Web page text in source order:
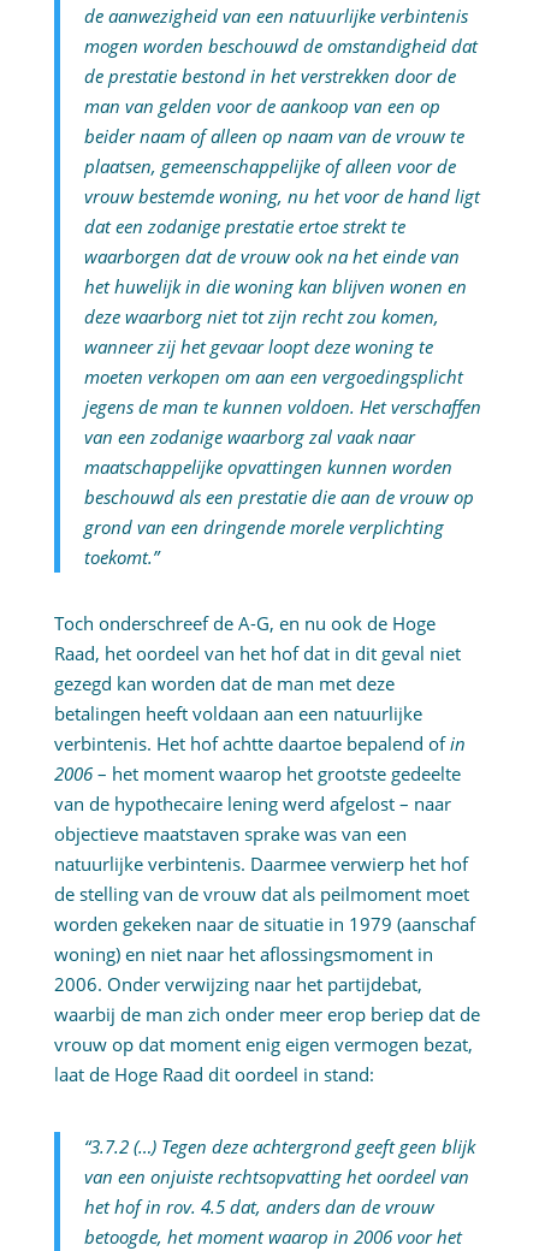
de aanwezigheid van een natuurlijke verbintenis
mogen worden beschouwd de omstandigheid dat
de prestatie bestond in het verstrekken door de
man van gelden voor de aankoop van een op
beider naam of alleen op naam van de vrouw te
plaatsen, gemeenschappelijke of alleen voor de
vrouw bestemde woning, nu het voor de hand ligt
dat een zodanige prestatie ertoe strekt te
waarborgen dat de vrouw ook na het einde van
het huwelijk in die woning kan blijven wonen en
deze waarborg niet tot zijn recht zou komen,
wanneer zij het gevaar loopt deze woning te
moeten verkopen om aan een vergoedingsplicht
jegens de man te kunnen voldoen. Het verschaffen
van een zodanige waarborg zal vaak naar
maatschappelijke opvattingen kunnen worden
beschouwd als een prestatie die aan de vrouw op
grond van een dringende morele verplichting
toekomt.”
Toch onderschreef de A-G, en nu ook de Hoge
Raad, het oordeel van het hof dat in dit geval niet
gezegd kan worden dat de man met deze
betalingen heeft voldaan aan een natuurlijke
verbintenis. Het hof achtte daartoe bepalend ofin
2006– het moment waarop het grootste gedeelte
van de hypothecaire lening werd afgelost – naar
objectieve maatstaven sprake was van een
natuurlijke verbintenis. Daarmee verwierp het hof
de stelling van de vrouw dat als peilmoment moet
worden gekeken naar de situatie in 1979 (aanschaf
woning) en niet naar het aflossingsmoment in
2006. Onder verwijzing naar het partijdebat,
waarbij de man zich onder meer erop beriep dat de
vrouw op dat moment enig eigen vermogen bezat,
laat de Hoge Raad dit oordeel in stand:
“3.7.2 (…) Tegen deze achtergrond geeft geen blijk
van een onjuiste rechtsopvatting het oordeel van
het hof in rov. 4.5 dat, anders dan de vrouw
betoogde, het moment waarop in 2006 voor het